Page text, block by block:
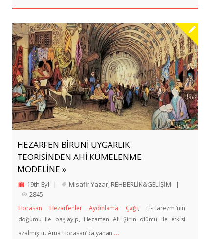
HEZARFEN BİRUNİ UYGARLIK
TEORİSİNDEN AHİ KÜMELENME
MODELİNE »
19th Eyl | Misafir Yazar, REHBERLİK&GELİŞİM
|
2845
Horasan Hezarfenler Aydınlama Çağı, El-Harezmi’nin
doğumu ile başlayıp, Hezarfen Ali Şir’in ölümü ile etkisi
azalmıştır. Ama Horasan’da yanan …